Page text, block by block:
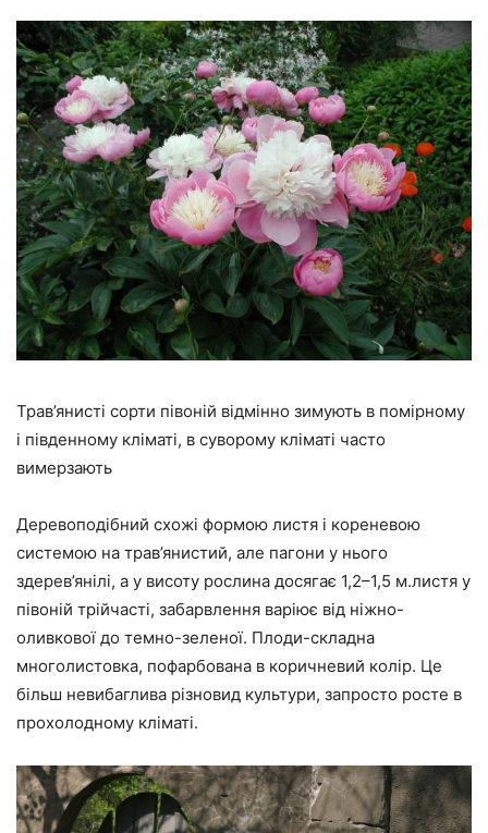
Трав’янисті сорти півоній відмінно зимують в помірному
і південному кліматі, в суворому кліматі часто
вимерзають
Деревоподібний схожі формою листя і кореневою
системою на трав’янистий, але пагони у нього
здерев’янілі, а у висоту рослина досягає 1,2–1,5 м.листя у
півоній трійчасті, забарвлення варіює від ніжно-
оливкової до темно-зеленої. Плоди-складна
многолистовка, пофарбована в коричневий колір. Це
більш невибаглива різновид культури, запросто росте в
прохолодному кліматі.